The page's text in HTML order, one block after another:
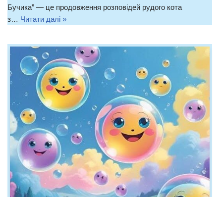
Бучика” — це продовження розповідей рудого кота
з… Читати далі »